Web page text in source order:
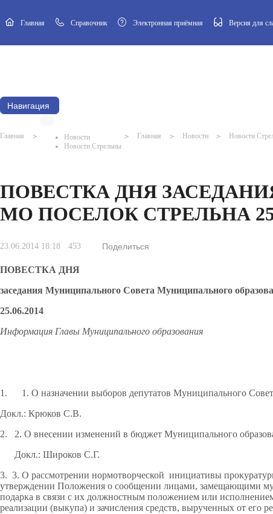
Главная Cправочник Электронная приёмная Версия для
Навигация
Главная >
Новости
Новости Стрельны
> Главная > Новости > Новости
ПОВЕСТКА ДНЯ
МО ПОСЕЛОК СТРЕЛЬНА
23.06.2014 18:18 453 Поделиться
ПОВЕСТКА ДНЯ
заседания Муниципального Совета Муниципального
25.06.2014
Информация Главы Муниципального образования
1. 1. О назначении выборов депутатов Муниципального
Докл.: Крюков С.В.
2. 2. О внесении изменений в бюджет Муниципального
Докл.: Широков С.Г.
3. 3. О рассмотрении нормотворческой инициативы
утверждении Положения о сообщении лицами, замещающими
подарка в связи с их должностным положением или
реализации (выкупа) и зачисления средств, вырученных от его